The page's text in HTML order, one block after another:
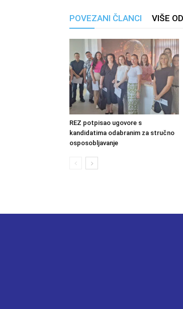
POVEZANI ČLANCI VIŠE
REZ potpisao ugovore s
kandidatima odabranim za stručno
osposobljavanje